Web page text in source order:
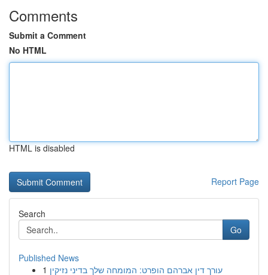
Comments
Submit a Comment
No HTML
HTML is disabled
Report Page
Search
Go
Published News
1 עורך דין אברהם הופרט: המומחה שלך בדיני נזיקין